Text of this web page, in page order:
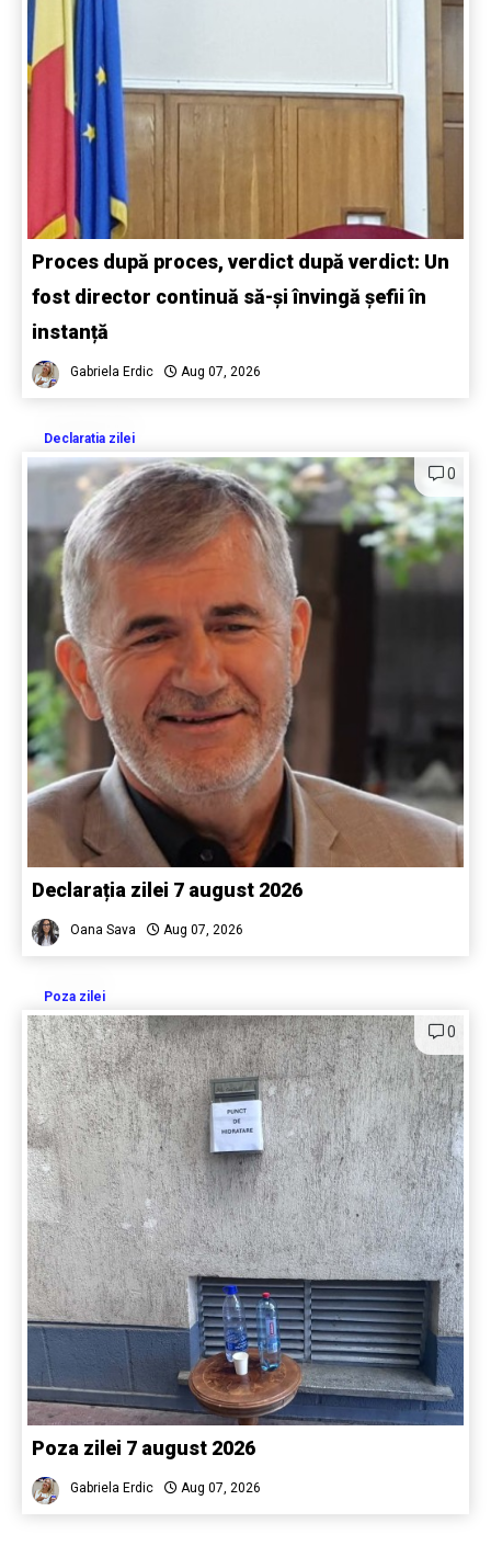
Proces după proces, verdict după verdict: Un
fost director continuă să-și învingă șefii în
instanță
Gabriela Erdic Aug 07, 2026
Declaratia zilei
0
Declarația zilei 7 august 2026
Oana Sava Aug 07, 2026
Poza zilei
0
Poza zilei 7 august 2026
Gabriela Erdic Aug 07, 2026